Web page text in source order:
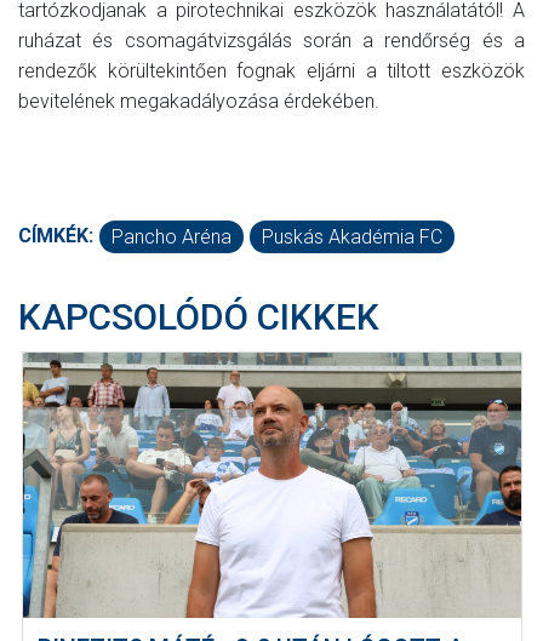
tartózkodjanak a pirotechnikai eszközök használatától! A
ruházat és csomagátvizsgálás során a rendőrség és a
rendezők körültekintően fognak eljárni a tiltott eszközök
bevitelének megakadályozása érdekében.
CÍMKÉK: Pancho Aréna Puskás Akadémia FC
KAPCSOLÓDÓ CIKKEK